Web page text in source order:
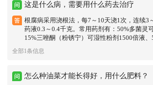
这是什么病，需要用什么药去治疗
根腐病采用浇根法，每7～10天浇1次，连续3
药液0.3～0.4千克。常用药剂有：50%多菌灵
15%三唑酮（粉锈宁）可湿性粉剂1500倍液、
T）可湿性粉剂400倍液等。供你参考。
全部1条信息
怎么种油菜才能长得好，用什么肥料？